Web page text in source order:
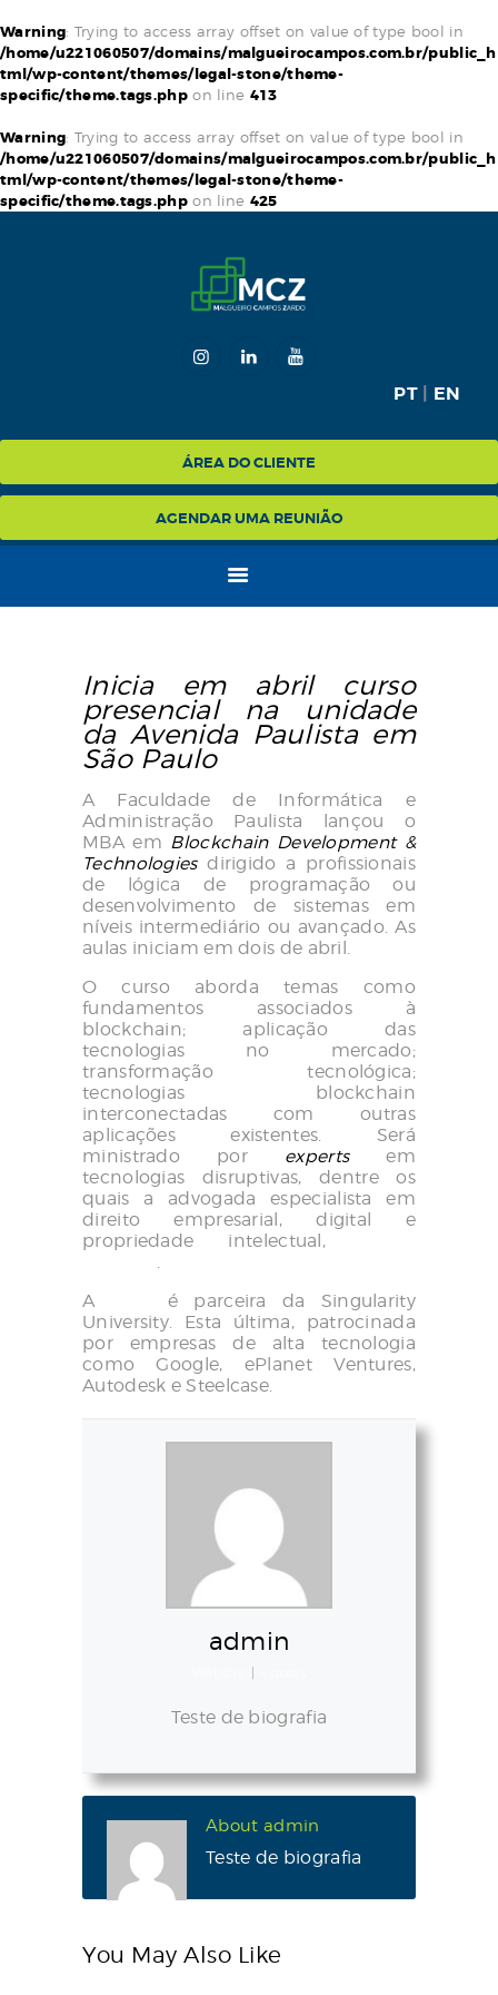
Warning: Trying to access array offset on value of type bool in
/home/u221060507/domains/malgueirocampos.com.br/public_h
tml/wp-content/themes/legal-stone/theme-
specific/theme.tags.phpon line 413
Warning: Trying to access array offset on value of type bool in
/home/u221060507/domains/malgueirocampos.com.br/public_h
tml/wp-content/themes/legal-stone/theme-
specific/theme.tags.phpon line 425
PT| EN
ÁREA DO CLIENTE
AGENDAR UMA REUNIÃO
HOME
MCZ
EXPERTISE
Inicia em abril curso
presencial na unidade
da Avenida Paulista em
São Paulo
A Faculdade de Informática e
Administração Paulista lançou o
MBA em Blockchain Development &
Technologiesdirigido a profissionais
de lógica de programação ou
desenvolvimento de sistemas em
níveis intermediário ou avançado. As
aulas iniciam em dois de abril.
O curso aborda temas como
fundamentos associados à
blockchain; aplicação das
tecnologias no mercado;
transformação tecnológica;
tecnologias blockchain
interconectadas com outras
aplicações existentes. Será
ministrado por expertsem
tecnologias disruptivas, dentre os
quais a advogada especialista em
direito empresarial, digital e
propriedade intelectual,
.
A
é parceira da Singularity
University. Esta última, patrocinada
por empresas de alta tecnologia
como Google, ePlanet Ventures,
Autodesk e Steelcase.
admin
|
Teste de biografia
About admin
Teste de biografia
You May Also Like